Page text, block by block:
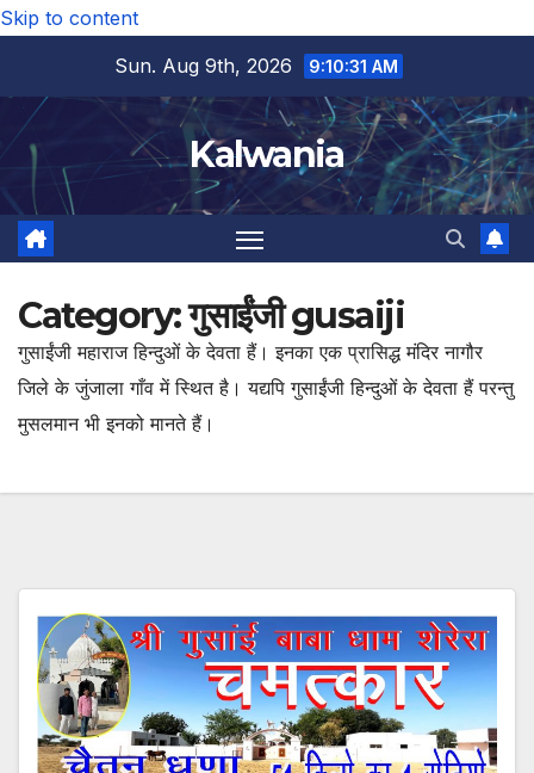
Skip to content
Sun. Aug 9th, 2026
9:10:32 AM
Kalwania
Category:गुसाईंजी gusaiji
गुसाईंजी महाराज हिन्दुओं के देवता हैं। इनका एक प्रासिद्ध मंदिर नागौर
जिले के जुंजाला गाँव में स्थित है। यद्यपि गुसाईंजी हिन्दुओं के देवता हैं परन्तु
मुसलमान भी इनको मानते हैं।